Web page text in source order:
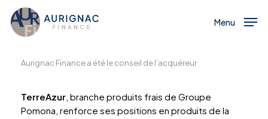
main
Menu
Aurignac Finance a été le conseil de l’acquéreur
TerreAzur, branche produits frais de Groupe
Pomona, renforce ses positions en produits de la